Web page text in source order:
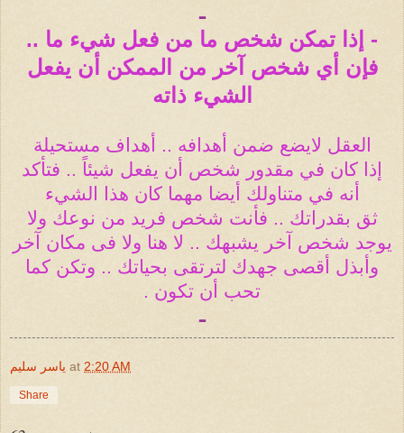
ـ
- إذا تمكن شخص ما من فعل شيء ما ..
فإن أي شخص آخر من الممكن أن يفعل
الشيء ذاته
العقل لايضع ضمن أهدافه .. أهداف مستحيلة
إذا كان في مقدور شخص أن يفعل شيئاً .. فتأكد
أنه في متناولك أيضا مهما كان هذا الشيء
ثق بقدراتك .. فأنت شخص فريد من نوعك ولا
يوجد شخص آخر يشبهك .. لا هنا ولا فى مكان آخر
وأبذل أقصى جهدك لترتقى بحياتك .. وتكن كما
تحب أن تكون .
ـ
ياسر سليم at 2:20 AM
Share